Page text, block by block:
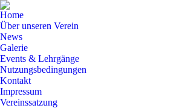
Home
Über unseren Verein
News
Galerie
Events & Lehrgänge
Nutzungsbedingungen
Kontakt
Impressum
Vereinssatzung